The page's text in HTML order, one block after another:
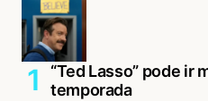
“Ted Lasso” pode ir
temporada